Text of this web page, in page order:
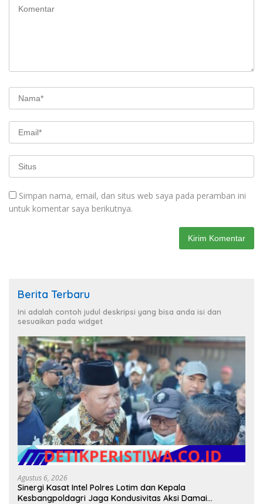
Simpan nama, email, dan situs web saya pada peramban ini
untuk komentar saya berikutnya.
Berita Terbaru
Ini adalah contoh judul deskripsi yang bisa anda isi dan
sesuaikan pada widget
Agustus 6, 2026
Sinergi Kasat Intel Polres Lotim dan Kepala
Kesbangpoldagri Jaga Kondusivitas Aksi Damai